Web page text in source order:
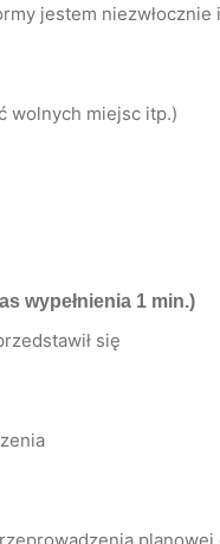
jestem
wolnych miejsc itp.)
wypełnienia 1 min.)
się